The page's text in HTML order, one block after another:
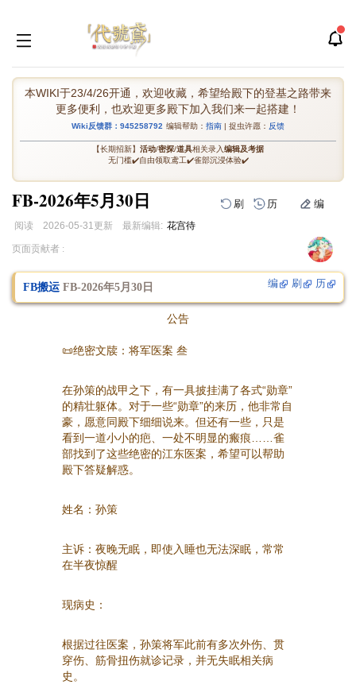
本WIKI于23/4/26开通，欢迎收藏，希望给殿下的登基之路带来
更多便利，也欢迎更多殿下加入我们来一起搭建！
Wiki反馈群：945258792 编辑帮助： 指南 | 捉虫许愿： 反馈
【长期招新】 活动/密探/道具相关录入编辑及考据
无门槛✔️自由领取鸢工✔️雀部沉浸体验✔️
FB-2026年5月30日 刷 历 编
阅读 2026-05-31更新 最新编辑: 花宫待
跳
导
跳
搜
页面贡献者 :
编 刷 历
FB搬运 FB-2026年5月30日
公告
📜绝密文牍：将军医案 叁
在孙策的战甲之下，有一具披挂满了各式“勋章”
的精壮躯体。对于一些“勋章”的来历，他非常自
豪，愿意同殿下细细说来。但还有一些，只是
看到一道小小的疤、一处不明显的瘢痕……雀
部找到了这些绝密的江东医案，希望可以帮助
殿下答疑解惑。
姓名：孙策
主诉：夜晚无眠，即使入睡也无法深眠，常常
在半夜惊醒
现病史：
根据过往医案，孙策将军此前有多次外伤、贯
穿伤、筋骨扭伤就诊记录，并无失眠相关病
史。